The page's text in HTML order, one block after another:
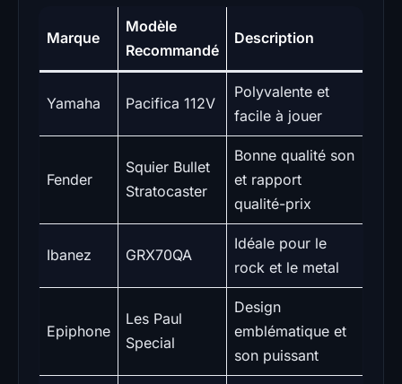
Marque
Modèle
Recommandé
Description
Yamaha Pacifica 112V
Polyvalente et
facile à jouer
Fender
Squier Bullet
Stratocaster
Bonne qualité son
et rapport
qualité-prix
Ibanez GRX70QA
Idéale pour le
rock et le metal
Epiphone
Les Paul
Special
Design
emblématique et
son puissant